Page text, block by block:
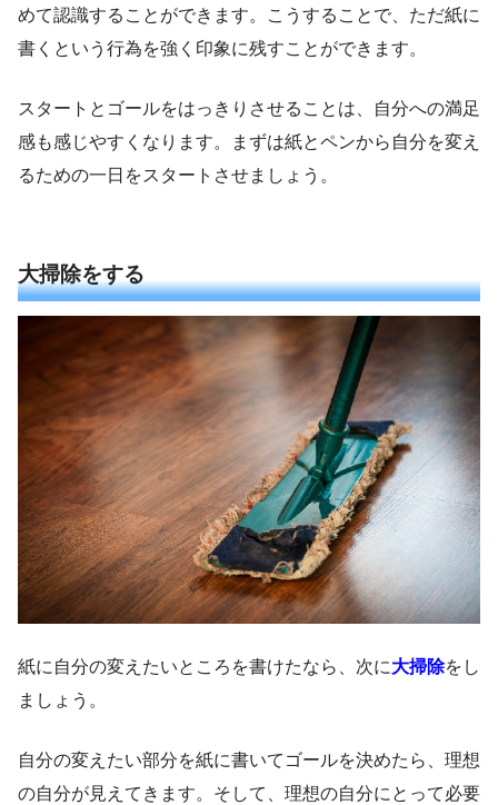
めて認識することができます。こうすることで、ただ紙に
書くという行為を強く印象に残すことができます。
スタートとゴールをはっきりさせることは、自分への満足
感も感じやすくなります。まずは紙とペンから自分を変え
るための一日をスタートさせましょう。
大掃除をする
紙に自分の変えたいところを書けたなら、次に大掃除をし
ましょう。
自分の変えたい部分を紙に書いてゴールを決めたら、理想
の自分が見えてきます。そして、理想の自分にとって必要